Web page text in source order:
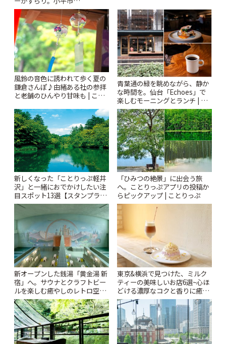
「Kimamaya T&K」 | ことりっ
ぷ
りっぷ
風鈴の音色に誘われて歩く夏の
鎌倉さんぽ♪由緒ある社の参拝
と老舗のひんやり甘味も | こと
青葉通の緑を眺めながら、静か
な時間を。仙台「Echoes」で
楽しむモーニングとランチ | こ
とりっぷ
新しくなった「ことりっぷ軽井
沢」と一緒におでかけしたい注
目スポット13選【スタンプラリ
ー開催中】 | ことりっぷ
「ひみつの絶景」に出会う旅
へ。ことりっぷアプリの投稿か
らピックアップ | ことりっぷ
新オープンした銭湯「黄金湯 新
宿」へ。サウナとクラフトビー
ルを楽しむ癒やしのレトロ空間
| ことりっぷ
東京&横浜で見つけた、ミルク
ティーの美味しいお店6選~心ほ
どける濃厚なコクと香りに癒や
されるティータイム~ | ことりっ
ぷ